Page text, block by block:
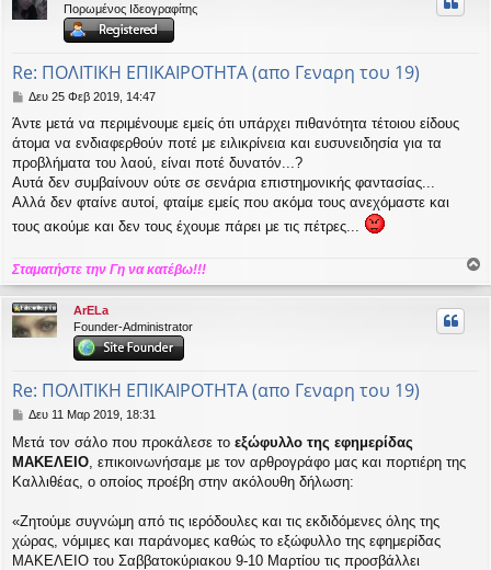
Πορωμένος Ιδεογραφίτης
Re: ΠΟΛΙΤΙΚΗ ΕΠΙΚΑΙΡΟΤΗΤΑ (απο Γεναρη του 19)
Δ
μ
ο
σ
ί
ε
υ
σ
Δευ 25 Φεβ 2019, 14:47
Άντε μετά να περιμένουμε εμείς ότι υπάρχει πιθανότητα τέτοιου είδους
άτομα να ενδιαφερθούν ποτέ με ειλικρίνεια και ευσυνειδησία για τα
προβλήματα του λαού, είναι ποτέ δυνατόν...?
Αυτά δεν συμβαίνουν ούτε σε σενάρια επιστημονικής φαντασίας...
Αλλά δεν φταίνε αυτοί, φταίμε εμείς που ακόμα τους ανεχόμαστε και
τους ακούμε και δεν τους έχουμε πάρει με τις πέτρες...
Σταματήστε την Γη να κατέβω!!!
ο
ρ
ArELa
Founder-Administrator
Re: ΠΟΛΙΤΙΚΗ ΕΠΙΚΑΙΡΟΤΗΤΑ (απο Γεναρη του 19)
Δ
μ
ο
σ
υ
σ
η
Δευ 11 Μαρ 2019, 18:31
Μετά τον σάλο που προκάλεσε το εξώφυλλο της εφημερίδας
ΜΑΚΕΛΕΙΟ , επικοινωνήσαμε με τον αρθρογράφο μας και πορτιέρη της
Καλλιθέας, ο οποίος προέβη στην ακόλουθη δήλωση:
«Ζητούμε συγνώμη από τις ιερόδουλες και τις εκδιδόμενες όλης της
χώρας, νόμιμες και παράνομες καθώς το εξώφυλλο της εφημερίδας
ΜΑΚΕΛΕΙΟ του Σαββατοκύριακου 9-10 Μαρτίου τις προσβάλλει